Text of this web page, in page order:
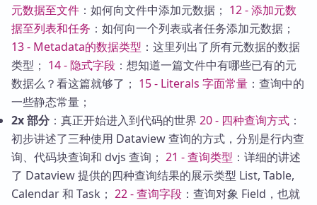
元数据至文件 ：如何向文件中添加元数据； 12 - 添加元数
据至列表和任务 ：如何向一个列表或者任务添加元数据；
13 - Metadata的数据类型 ：这里列出了所有元数据的数据
类型； 14 - 隐式字段 ：想知道一篇文件中有哪些已有的元
数据么？看这篇就够了； 15 - Literals 字面常量 ：查询中的
一些静态常量；
2x 部分：真正开始进入到代码的世界 20 - 四种查询方式 ：
初步讲述了三种使用 Dataview 查询的方式，分别是行内查
询、代码块查询和 dvjs 查询； 21 - 查询类型 ：详细的讲述
了 Dataview 提供的四种查询结果的展示类型 List, Table,
Calendar 和 Task； 22 - 查询字段 ：查询对象 Field，也就